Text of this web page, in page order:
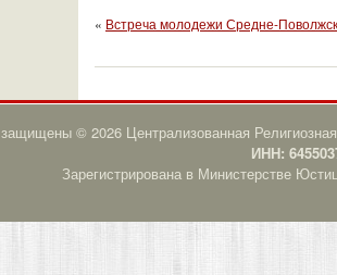
« Встреча молодежи Средне-
© 2026 Централизованная
ИНН:
Зарегистрирована в Министерстве